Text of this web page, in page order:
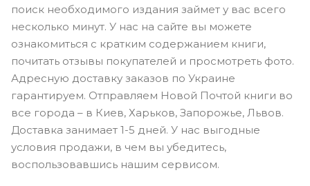
поиск необходимого издания займет у вас всего
несколько минут. У нас на сайте вы можете
ознакомиться с кратким содержанием книги,
почитать отзывы покупателей и просмотреть фото.
Адресную доставку заказов по Украине
гарантируем. Отправляем Новой Почтой книги во
все города – в Киев, Харьков, Запорожье, Львов.
Доставка занимает 1-5 дней. У нас выгодные
условия продажи, в чем вы убедитесь,
воспользовавшись нашим сервисом.